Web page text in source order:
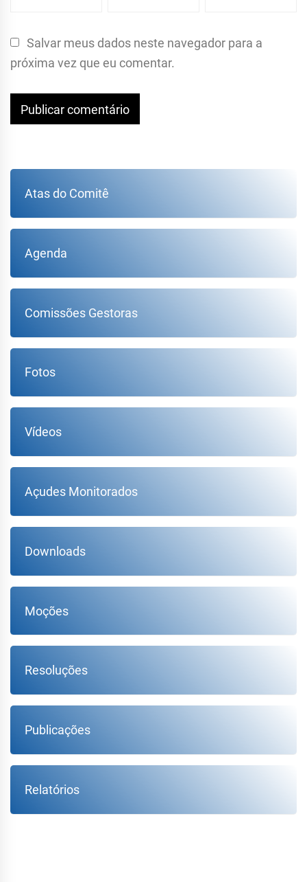
Salvar meus dados neste navegador para a
próxima vez que eu comentar.
Atas do Comitê
Agenda
Comissões Gestoras
Fotos
Vídeos
Açudes Monitorados
Downloads
Moções
Resoluções
Publicações
Relatórios